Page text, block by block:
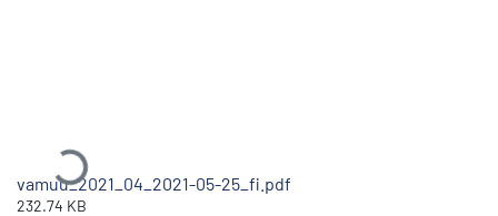
Ladataan...
vamuu_2021_04_2021-05-25_fi.pdf
232.74 KB